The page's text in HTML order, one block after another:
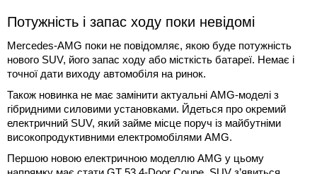
Потужність і запас ходу поки невідомі
Mercedes-AMG поки не повідомляє, якою буде потужність
нового SUV, його запас ходу або місткість батареї. Немає і
точної дати виходу автомобіля на ринок.
Також новинка не має замінити актуальні AMG-моделі з
гібридними силовими установками. Йдеться про окремий
електричний SUV, який займе місце поруч із майбутніми
високопродуктивними електромобілями AMG.
Першою новою електричною моделлю AMG у цьому